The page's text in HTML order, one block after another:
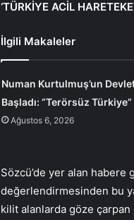
‘TÜRKİYE ACİL
İlgili Makaleler
Numan Kurtulmuş’un
Başladı: “Terörsüz
Ağustos 6, 2026
Sözcü’de yer alan habere
değerlendirmesinden bu
kilit alanlarda göze